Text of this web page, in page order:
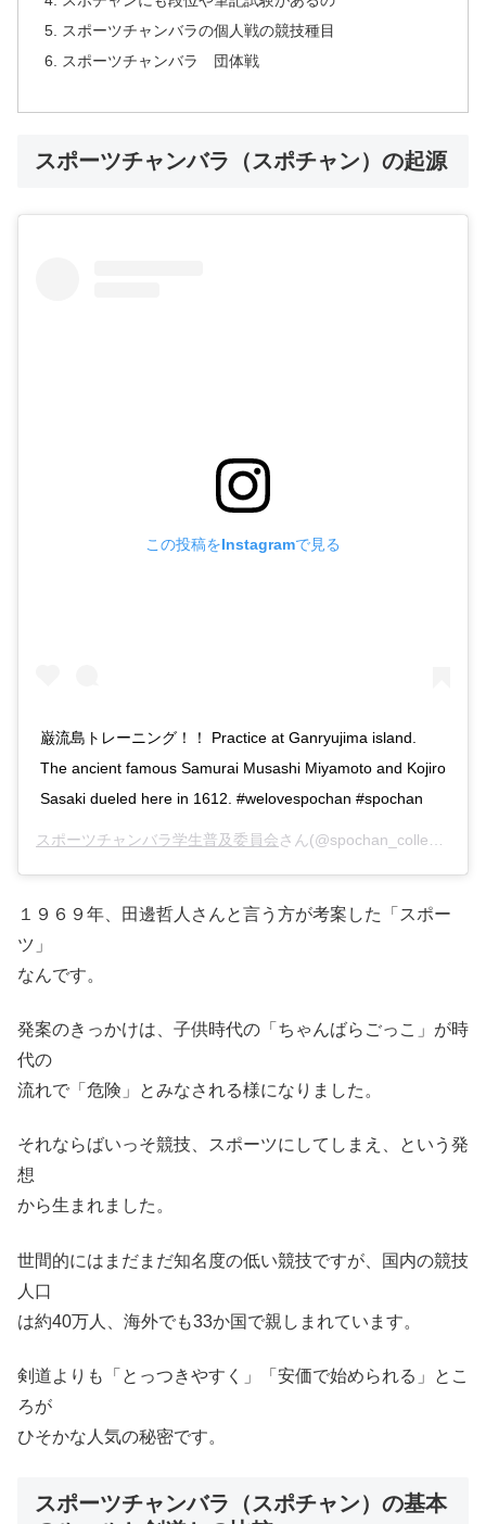
スポーツチャンバラの個人戦の競技種目
スポーツチャンバラ 団体戦
スポーツチャンバラ（スポチャン）の起源
この投稿をInstagramで見る
巌流島トレーニング！！ Practice at Ganryujima island.
The ancient famous Samurai Musashi Miyamoto and Kojiro
Sasaki dueled here in 1612. #welovespochan #spochan
スポーツチャンバラ学生普及委員会さん(@spochan_collegiate)がシェアした投稿 –
１９６９年、田邊哲人さんと言う方が考案した「スポー
ツ」
なんです。
発案のきっかけは、子供時代の「ちゃんばらごっこ」が時
代の
流れで「危険」とみなされる様になりました。
それならばいっそ競技、スポーツにしてしまえ、という発
想
から生まれました。
世間的にはまだまだ知名度の低い競技ですが、国内の競技
人口
は約40万人、海外でも33か国で親しまれています。
剣道よりも「とっつきやすく」「安価で始められる」とこ
ろが
ひそかな人気の秘密です。
スポーツチャンバラ（スポチャン）の基本